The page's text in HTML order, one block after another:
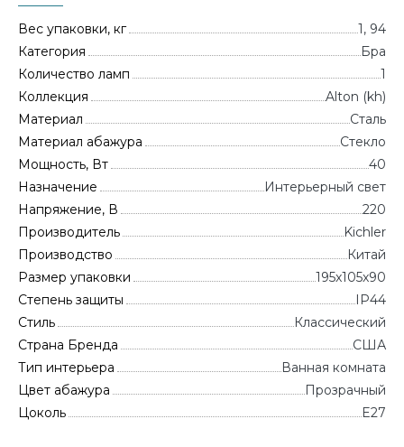
Вес упаковки, кг
1, 94
Категория
Бра
Количество ламп
1
Коллекция
Alton (kh)
Материал
Сталь
Материал абажура
Стекло
Мощность, Вт
40
Назначение
Интерьерный свет
Напряжение, В
220
Производитель
Kichler
Производство
Китай
Размер упаковки
195x105x90
Степень защиты
IP44
Стиль
Классический
Страна Бренда
CША
Тип интерьера
Ванная комната
Цвет абажура
Прозрачный
Цоколь
E27